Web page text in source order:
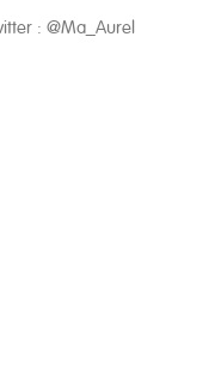
: @Ma_Aurel